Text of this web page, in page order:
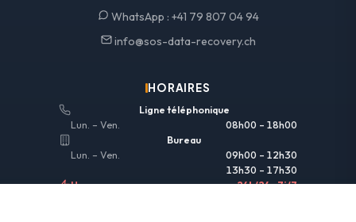
WhatsApp : +41 79 807 04 94
info@sos-data-recovery.ch
HORAIRES
Ligne téléphonique
Lun. – Ven.
08h00 – 18h00
Bureau
Lun. – Ven.
09h00 – 12h30
13h30 – 17h30
Urgences
24h/24 • 7j/7